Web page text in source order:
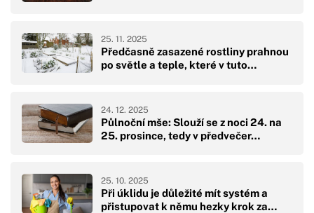
Předčasně zasazené rostliny prahnou
po světle a teple, které v tuto…
25. 11. 2025
Půlnoční mše: Slouží se z noci 24. na
25. prosince, tedy v předvečer…
24. 12. 2025
Při úklidu je důležité mít systém a
přistupovat k němu hezky krok za…
25. 10. 2025